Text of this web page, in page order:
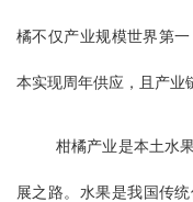
橘不仅产业规模世界第
本实现周年供应，且产业
柑橘产业是本土水
展之路。水果是我国传